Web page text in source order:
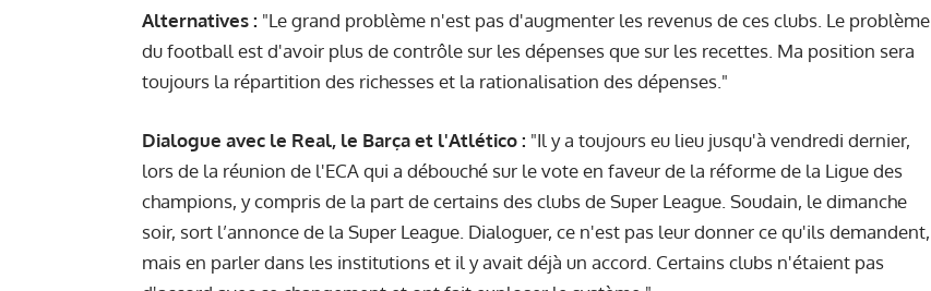
Alternatives : "Le grand problème n'est pas d'augmenter les revenus de ces clubs. Le problème
du football est d'avoir plus de contrôle sur les dépenses que sur les recettes. Ma position sera
toujours la répartition des richesses et la rationalisation des dépenses."
Dialogue avec le Real, le Barça et l'Atlético : "Il y a toujours eu lieu jusqu'à vendredi dernier,
lors de la réunion de l'ECA qui a débouché sur le vote en faveur de la réforme de la Ligue des
champions, y compris de la part de certains des clubs de Super League. Soudain, le dimanche
soir, sort l’annonce de la Super League. Dialoguer, ce n'est pas leur donner ce qu'ils demandent,
mais en parler dans les institutions et il y avait déjà un accord. Certains clubs n'étaient pas